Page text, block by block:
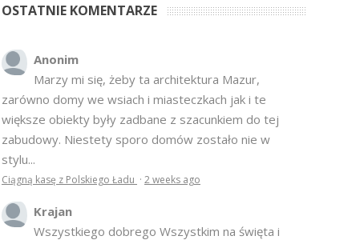
OSTATNIE KOMENTARZE
Anonim
Marzy mi się, żeby ta architektura Mazur,
zarówno domy we wsiach i miasteczkach jak i te
większe obiekty były zadbane z szacunkiem do tej
zabudowy. Niestety sporo domów zostało nie w
stylu...
Ciągną kasę z Polskiego Ładu · 2 weeks ago
Krajan
Wszystkiego dobrego Wszystkim na święta i